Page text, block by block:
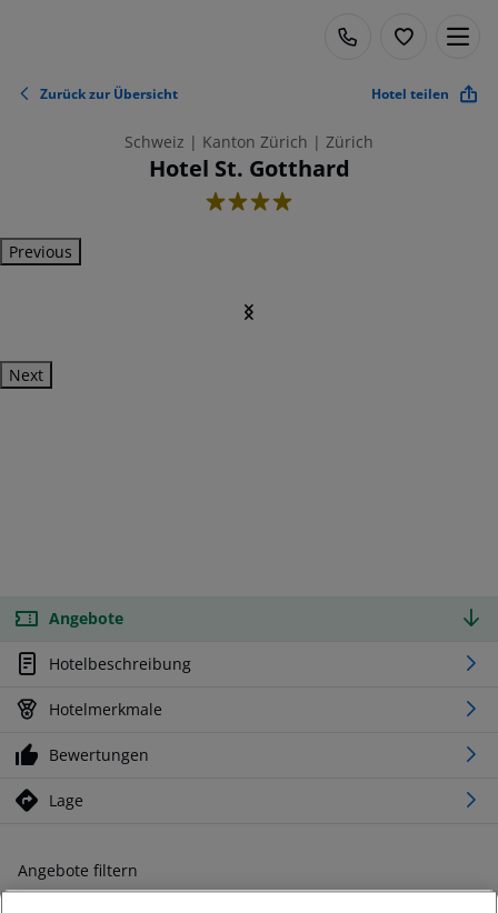
Zurück zur Übersicht Hotel teilen
Schweiz | Kanton Zürich | Zürich
Hotel St. Gotthard
4
Previous
Next
Angebote
Hotelbeschreibung
Hotelmerkmale
Bewertungen
Lage
Angebote filtern
Ändern Sie Ihre Kriterien nach Ihren Wünschen